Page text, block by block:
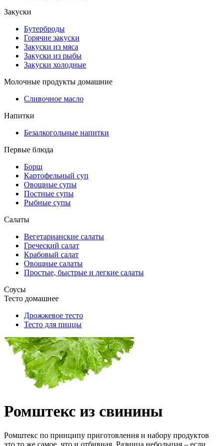
Закуски
Бутерброды
Горячие закуски
Закуски из мяса
Закуски из рыбы
Закуски холодные
Молочные продукты домашние
Сливочное масло
Напитки
Безалкогольные напитки
Первые блюда
Борщ
Картофельный суп
Овощные супы
Постные супы
Рыбные супы
Салаты
Вегетарианские салаты
Греческий салат
Крабовый салат
Овощные салаты
Простые, быстрые и легкие салаты
Соусы
Тесто домашнее
Дрожжевое тесто
Тесто для пиццы
Ромштекс из свинины
Ромштекс по принципу приготовления и набору продуктов